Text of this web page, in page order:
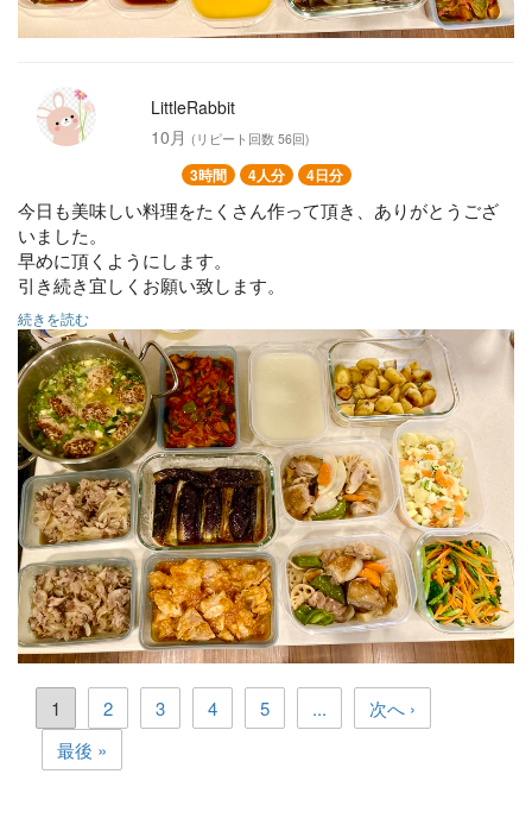
LittleRabbit
10月 (リピート回数 56回)
3時間 4人分 4日分
今日も美味しい料理をたくさん作って頂き、ありがとうござ
いました。
早めに頂くようにします。
引き続き宜しくお願い致します。
☆は冷凍OKです。
主菜
辛くない鶏チリ☆
ポークジンジャー☆
鶏と野菜の甘酢あん☆
ミネストローネハンバーグ☆
副菜
小松菜と人参のナムル
焼きナスの生姜マリネ
カブのポタージュ☆
ベビーチーズのマヨ無しポテサラ
ラタトゥーユ☆
大学イモ
続きを読む
1 2 3 4 5 ...
次へ ›
最後 »